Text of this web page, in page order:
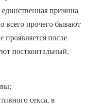
причина
всего прочего бывают
проявляется после
посткоитальный,
секса, в